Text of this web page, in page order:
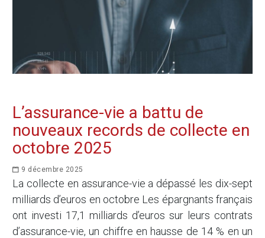
L’assurance-vie a battu de
nouveaux records de collecte en
octobre 2025
9 décembre 2025
La collecte en assurance-vie a dépassé les dix-sept
milliards d’euros en octobre Les épargnants français
ont investi 17,1 milliards d’euros sur leurs contrats
d’assurance-vie, un chiffre en hausse de 14 % en un